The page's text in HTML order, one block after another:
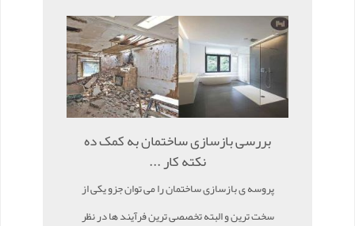
بررسی بازسازی ساختمان به کمک ده
نکته کار ...
پروسه ی بازسازی ساختمان را می توان جزو یکی از
سخت ترین و البته تخصصی ترین فرآیند ها در نظر